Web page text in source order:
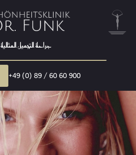
جراحة التجميل المثالية
+49 (0) 89 / 60 60 900